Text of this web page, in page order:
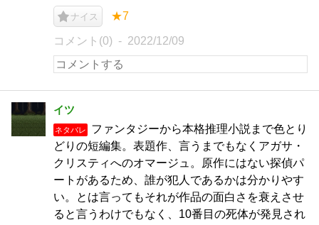
ナイス ★7
コメント(0) 2022/12/09
イツ
ネタバレ
ファンタジーから本格推理小説まで色とり
どりの短編集。表題作、言うまでもなくアガサ・
クリスティへのオマージュ。原作にはない探偵パ
ートがあるため、誰が犯人であるかは分かりやす
い。とは言ってもそれが作品の面白さを衰えさせ
ると言うわけでもなく、10番目の死体が発見され